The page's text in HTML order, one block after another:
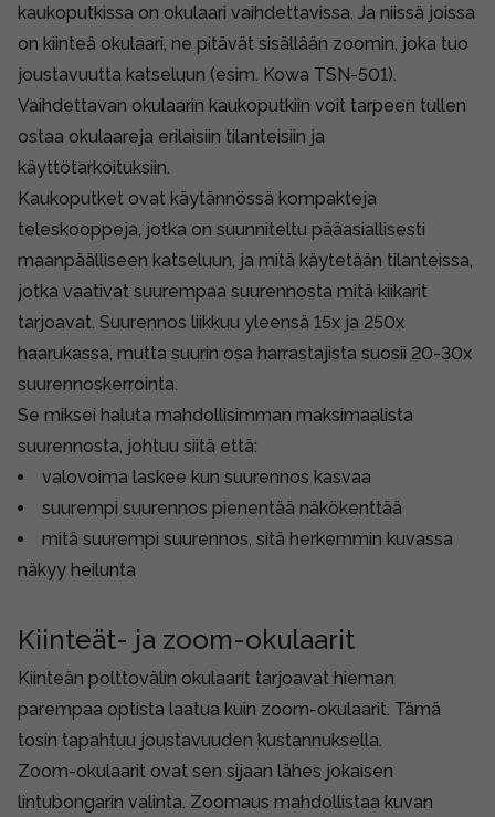
kaukoputkissa on okulaari vaihdettavissa. Ja niissä joissa
on kiinteä okulaari, ne pitävät sisällään zoomin, joka tuo
joustavuutta katseluun (esim. Kowa TSN-501).
Vaihdettavan okulaarin kaukoputkiin voit tarpeen tullen
ostaa okulaareja erilaisiin tilanteisiin ja
käyttötarkoituksiin.
Kaukoputket ovat käytännössä kompakteja
teleskooppeja, jotka on suunniteltu pääasiallisesti
maanpäälliseen katseluun, ja mitä käytetään tilanteissa,
jotka vaativat suurempaa suurennosta mitä kiikarit
tarjoavat. Suurennos liikkuu yleensä 15x ja 250x
haarukassa, mutta suurin osa harrastajista suosii 20-30x
suurennoskerrointa.
Se miksei haluta mahdollisimman maksimaalista
suurennosta, johtuu siitä että:
valovoima laskee kun suurennos kasvaa
suurempi suurennos pienentää näkökenttää
mitä suurempi suurennos, sitä herkemmin kuvassa
näkyy heilunta
Kiinteät- ja zoom-okulaarit
Kiinteän polttovälin okulaarit tarjoavat hieman
parempaa optista laatua kuin zoom-okulaarit. Tämä
tosin tapahtuu joustavuuden kustannuksella.
Zoom-okulaarit ovat sen sijaan lähes jokaisen
lintubongarin valinta. Zoomaus mahdollistaa kuvan